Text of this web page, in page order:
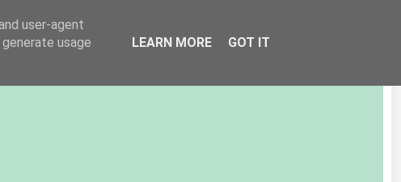
user-agent
usage
LEARN MORE GOT IT